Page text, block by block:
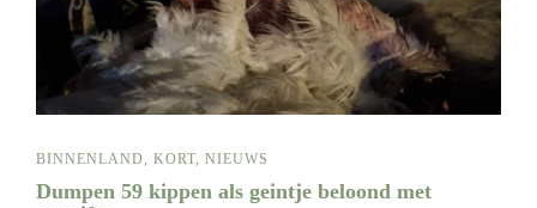
BINNENLAND, KORT, NIEUWS
Dumpen 59 kippen als geintje beloond met